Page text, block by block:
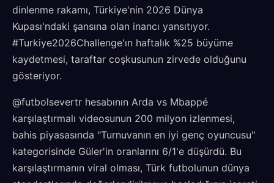
dinlenme rakamı, Türkiye'nin 2026 Dünya
Kupası'ndaki şansına olan inancı yansıtıyor.
#Turkiye2026Challenge'ın haftalık %25 büyüme
kaydetmesi, taraftar coşkusunun zirvede olduğunu
gösteriyor.
@futbolsevertr hesabının Arda vs Mbappé
karşılaştırmalı videosunun 200 milyon izlenmesi,
bahis piyasasında "Turnuvanın en iyi genç oyuncusu"
kategorisinde Güler'in oranlarını 6/1'e düşürdü. Bu
karşılaştırmanın viral olması, Türk futbolunun dünya